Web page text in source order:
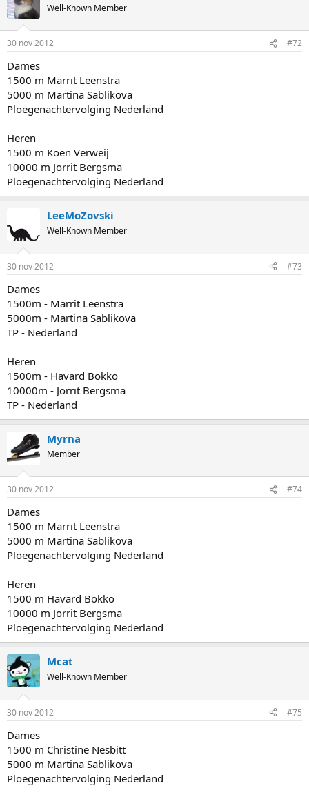
Well-Known Member
30 nov 2012 #72
Dames
1500 m Marrit Leenstra
5000 m Martina Sablikova
Ploegenachtervolging Nederland
Heren
1500 m Koen Verweij
10000 m Jorrit Bergsma
Ploegenachtervolging Nederland
LeeMoZovski
Well-Known Member
30 nov 2012 #73
Dames
1500m - Marrit Leenstra
5000m - Martina Sablikova
TP - Nederland
Heren
1500m - Havard Bokko
10000m - Jorrit Bergsma
TP - Nederland
Myrna
Member
30 nov 2012 #74
Dames
1500 m Marrit Leenstra
5000 m Martina Sablikova
Ploegenachtervolging Nederland
Heren
1500 m Havard Bokko
10000 m Jorrit Bergsma
Ploegenachtervolging Nederland
Mcat
Well-Known Member
30 nov 2012 #75
Dames
1500 m Christine Nesbitt
5000 m Martina Sablikova
Ploegenachtervolging Nederland